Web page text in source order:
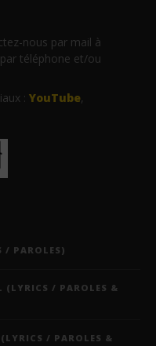
nous par mail à
téléphone et/ou
: YouTube,
/ PAROLES)
(LYRICS / PAROLES &
/ PAROLES &